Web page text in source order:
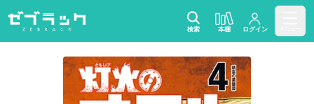
検索 本棚 ログイン